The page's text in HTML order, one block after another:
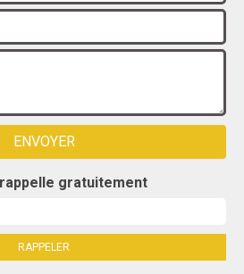
gratuitement